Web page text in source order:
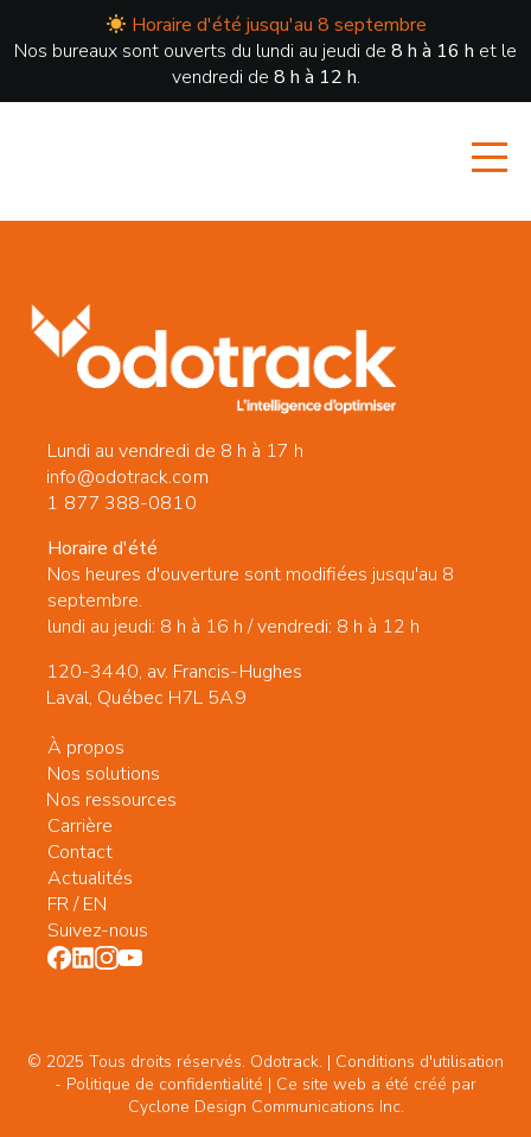
Horaire d'été jusqu'au 8 septembre
Nos bureaux sont ouverts du lundi au jeudi de 8 h à 16 h et le
vendredi de 8 h à 12 h.
Lundi au vendredi de 8 h à 17 h
info@odotrack.com
1 877 388-0810
Horaire d'été
Nos heures d'ouverture sont modifiées jusqu'au 8
septembre.
lundi au jeudi: 8 h à 16 h / vendredi: 8 h à 12 h
120-3440, av. Francis-Hughes
Laval, Québec H7L 5A9
À propos
Nos solutions
Nos ressources
Carrière
Contact
Actualités
FR/EN
Suivez-nous
© 2025 Tous droits réservés. Odotrack. | Conditions d'utilisation
- Politique de confidentialité | Ce site web a été créé par
Cyclone Design Communications Inc.